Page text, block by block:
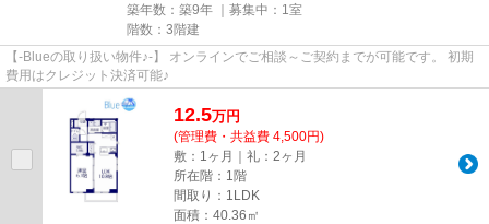
築年数：築9年 ｜募集中： 1室
階数：3階建
【-Blueの取り扱い物件♪-】 オンラインでご相談～ご契約までが可能です。 初期
費用はクレジット決済可能♪
12.5万円
(管理費・共益費 4,500円)
敷：1ヶ月｜礼：2ヶ月
所在階：1階
間取り：1LDK
面積：40.36㎡